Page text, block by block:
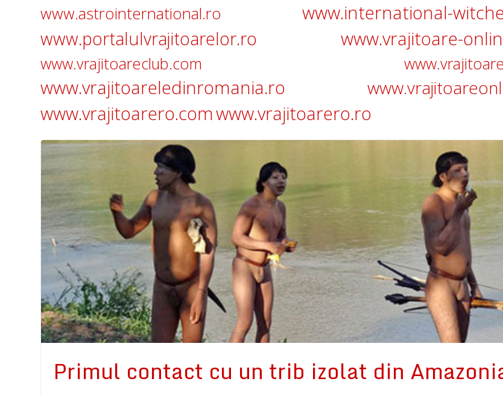
www.astrointernational.ro www.international-
www.portalulvrajitoarelor.ro www.vrajitoare-
www.vrajitoareclub.com
www.vrajitoareledinromania.ro
www.vrajitoarero.comwww.vrajitoarero.ro
Primul contact cu un trib izolat din